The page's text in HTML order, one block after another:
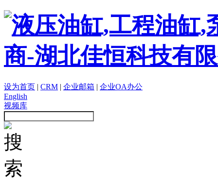
设为首页 | CRM | 企业邮箱 | 企业OA办公
English
视频库